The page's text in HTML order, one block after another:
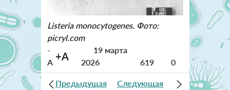
Listeria monocytogenes. Фото:
picryl.com
-
A +A
19 марта
2026
619 0
Предыдущая
Следующая